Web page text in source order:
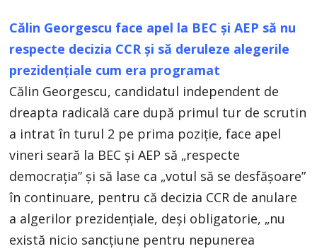
Călin Georgescu face apel la BEC și AEP să nu
respecte decizia CCR și să deruleze alegerile
prezidențiale cum era programat
Călin Georgescu, candidatul independent de
dreapta radicală care după primul tur de scrutin
a intrat în turul 2 pe prima poziție, face apel
vineri seară la BEC și AEP să „respecte
democrația” și să lase ca „votul să se desfășoare”
în continuare, pentru că decizia CCR de anulare
a algerilor prezidențiale, deși obligatorie, „nu
există nicio sancțiune pentru nepunerea